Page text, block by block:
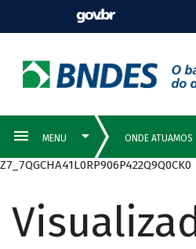
Z7_7QGCHA41L0RP906P422Q9Q0CK0